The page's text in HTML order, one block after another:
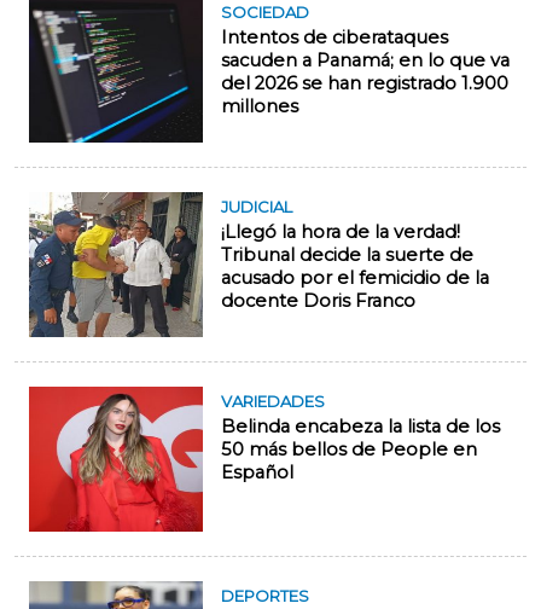
SOCIEDAD
Intentos de ciberataques
sacuden a Panamá; en lo que va
del 2026 se han registrado 1.900
millones
JUDICIAL
¡Llegó la hora de la verdad!
Tribunal decide la suerte de
acusado por el femicidio de la
docente Doris Franco
VARIEDADES
Belinda encabeza la lista de los
50 más bellos de People en
Español
DEPORTES